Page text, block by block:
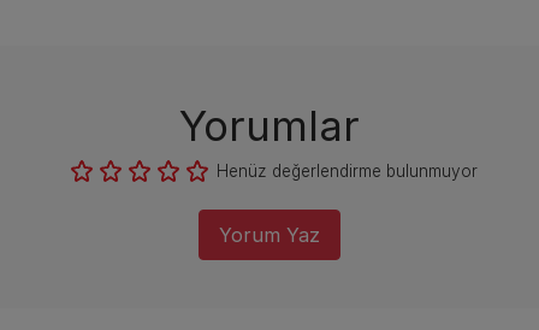
Yorumlar
Henüz değerlendirme bulunmuyor
Yorum Yaz